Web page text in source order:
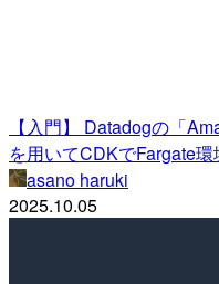
【入門】 Datadogの「
を用いてCDKでFargate
asano haruki
2025.10.05